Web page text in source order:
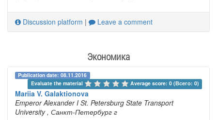
Discussion platform | Leave a comment
Экономика
Publication date: 08.11.2016
Evaluate the material
Average score: 0 (Всего: 0)
Mariia V. Galaktionova
Emperor Alexander I St. Petersburg State Transport
University , Санкт-Петербург г